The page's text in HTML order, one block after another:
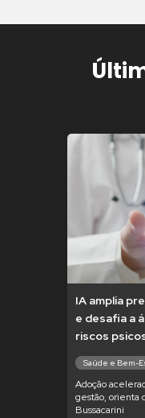
IA amplia
e desafia a
riscos
Saúde e Bem-
Adoção
gestão, orienta
Bussacarini